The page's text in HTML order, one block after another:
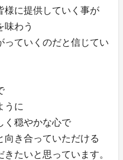
様に提供していく事が
味わう
っていくのだと信じてい
うに
く穏やかな心で
向き合っていただける
たいと思っています。